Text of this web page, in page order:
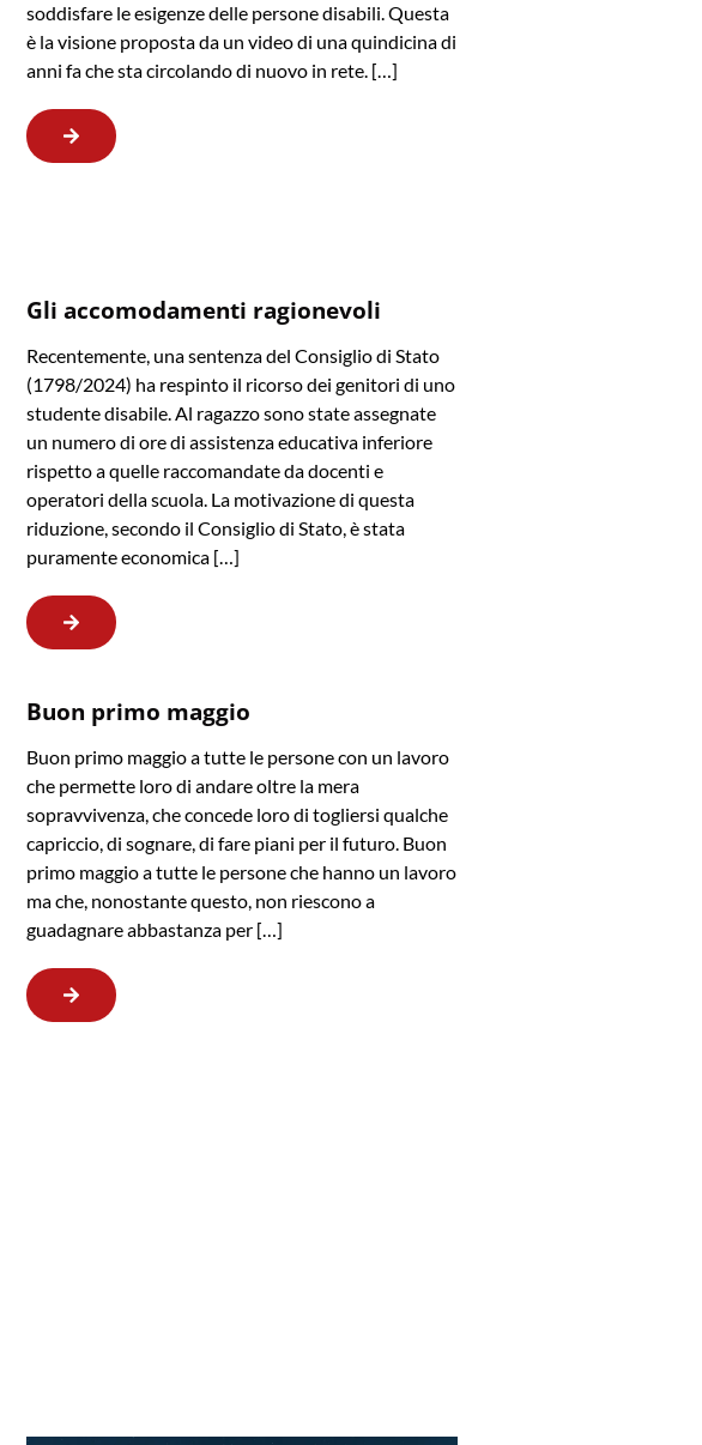
soddisfare le esigenze delle persone disabili. Questa
è la visione proposta da un video di una quindicina di
anni fa che sta circolando di nuovo in rete. […]
Gli accomodamenti ragionevoli
Recentemente, una sentenza del Consiglio di Stato
(1798/2024) ha respinto il ricorso dei genitori di uno
studente disabile. Al ragazzo sono state assegnate
un numero di ore di assistenza educativa inferiore
rispetto a quelle raccomandate da docenti e
operatori della scuola. La motivazione di questa
riduzione, secondo il Consiglio di Stato, è stata
puramente economica […]
Buon primo maggio
Buon primo maggio a tutte le persone con un lavoro
che permette loro di andare oltre la mera
sopravvivenza, che concede loro di togliersi qualche
capriccio, di sognare, di fare piani per il futuro. Buon
primo maggio a tutte le persone che hanno un lavoro
ma che, nonostante questo, non riescono a
guadagnare abbastanza per […]